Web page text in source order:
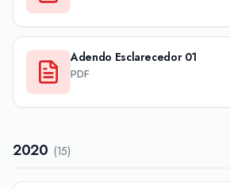
Adendo Esclarecedor 01
PDF
2020 (15)